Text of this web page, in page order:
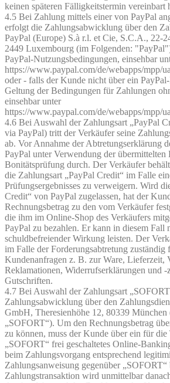
keinen späteren Fälligkeitstermin vereinbart
4.5 Bei Zahlung mittels einer von PayPal
erfolgt die Zahlungsabwicklung über den
PayPal (Europe) S.à r.l. et Cie, S.C.A., 22-
2449 Luxembourg (im Folgenden:
PayPal-Nutzungsbedingungen, einsehbar
https://www.paypal.com/de/webapps/mpp/
oder - falls der Kunde nicht über ein
Geltung der Bedingungen für Zahlungen
einsehbar unter
https://www.paypal.com/de/webapps/mpp/
4.6 Bei Auswahl der Zahlungsart „PayPal
via PayPal) tritt der Verkäufer seine
ab. Vor Annahme der Abtretungserklärung
PayPal unter Verwendung der übermittelten
Bonitätsprüfung durch. Der Verkäufer
die Zahlungsart „PayPal Credit“ im Falle
Prüfungsergebnisses zu verweigern. Wird
Credit“ von PayPal zugelassen, hat der
Rechnungsbetrag zu den vom Verkäufer
die ihm im Online-Shop des Verkäufers
PayPal zu bezahlen. Er kann in diesem Fall
schuldbefreiender Wirkung leisten. Der
im Falle der Forderungsabtretung zuständig
Kundenanfragen z. B. zur Ware, Lieferzeit,
Reklamationen, Widerrufserklärungen und -
Gutschriften.
4.7 Bei Auswahl der Zahlungsart
Zahlungsabwicklung über den
GmbH, Theresienhöhe 12, 80339 München
„SOFORT“). Um den Rechnungsbetrag
zu können, muss der Kunde über ein für die
„SOFORT“ frei geschaltetes Online-
beim Zahlungsvorgang entsprechend
Zahlungsanweisung gegenüber „SOFORT“
Zahlungstransaktion wird unmittelbar